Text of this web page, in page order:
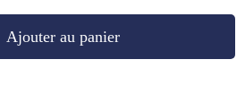
Ajouter au panier